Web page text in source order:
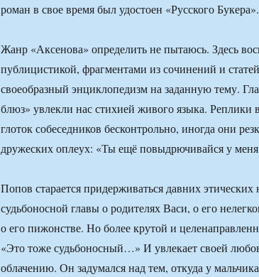
роман в свое время был удостоен «Русского Букера».
Жанр «Аксенова» определить не пытаюсь. Здесь
публицистикой, фрагментами из сочинений и
своеобразный энциклопедизм на заданную тему.
блюз» увлекли нас стихией живого языка.
глоток собеседников бесконтрольно, иногда они
дружеских оплеух: «Ты ещё повыдрючивайся у
Попов старается придерживаться давних
судьбоносной главы о родителях Васи, о его
о его пижонстве. Но более крутой и
«Это тоже судьбоносный…» И увлекает своей
облачению. Он задумался над тем, откуда у